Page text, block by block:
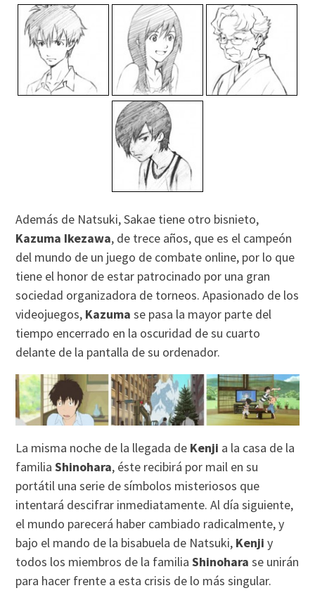
Además de Natsuki, Sakae tiene otro bisnieto,
Kazuma Ikezawa, de trece años, que es el campeón
del mundo de un juego de combate online, por lo que
tiene el honor de estar patrocinado por una gran
sociedad organizadora de torneos. Apasionado de los
videojuegos, Kazuma se pasa la mayor parte del
tiempo encerrado en la oscuridad de su cuarto
delante de la pantalla de su ordenador.
La misma noche de la llegada de Kenji a la casa de la
familiaShinohara, éste recibirá por mail en su
portátil una serie de símbolos misteriosos que
intentará descifrar inmediatamente. Al día siguiente,
el mundo parecerá haber cambiado radicalmente, y
bajo el mando de la bisabuela de Natsuki, Kenji y
todos los miembros de la familiaShinoharase unirán
para hacer frente a esta crisis de lo más singular.